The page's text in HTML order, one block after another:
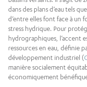
dans des plans d’eau tels
d’entre elles font face à un
stress hydrique. Pour
hydrographiques, l’accent
ressources en eau, définie
développement industriel (
manière socialement
économiquement